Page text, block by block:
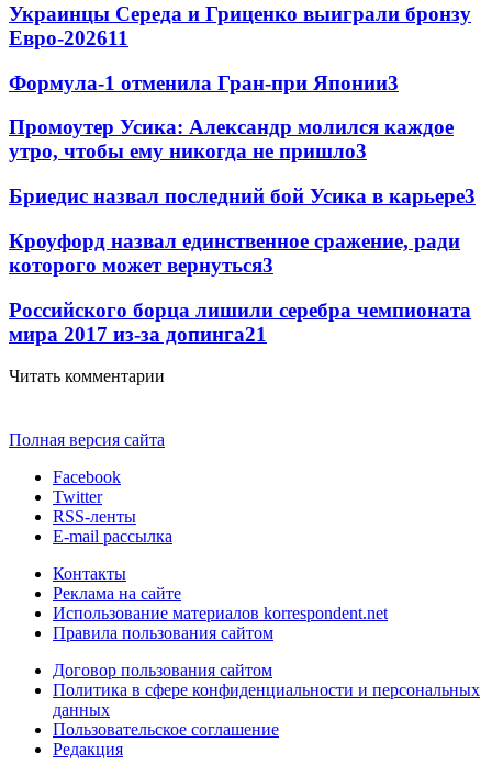
Украинцы Середа и Гриценко выиграли бронзу
Евро-202611
Формула-1 отменила Гран-при Японии3
Промоутер Усика: Александр молился каждое
утро, чтобы ему никогда не пришло3
Бриедис назвал последний бой Усика в карьере3
Кроуфорд назвал единственное сражение, ради
которого может вернуться3
Российского борца лишили серебра чемпионата
мира 2017 из-за допинга21
Читать комментарии
Полная версия сайта
Facebook
Twitter
RSS-ленты
E-mail рассылка
Контакты
Реклама на сайте
Использование материалов korrespondent.net
Правила пользования сайтом
Договор пользования сайтом
Политика в сфере конфиденциальности и персональных
данных
Пользовательское соглашение
Редакция